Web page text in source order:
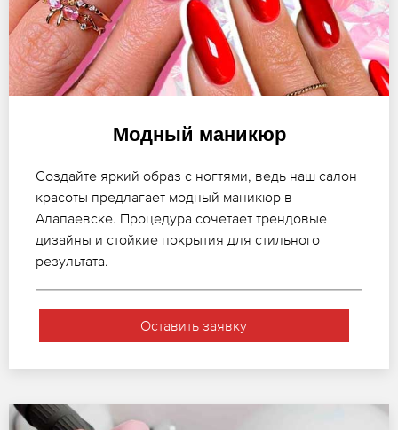
Модный маникюр
Создайте яркий образ с ногтями, ведь наш салон
красоты предлагает модный маникюр в
Алапаевске. Процедура сочетает трендовые
дизайны и стойкие покрытия для стильного
результата.
Оставить заявку